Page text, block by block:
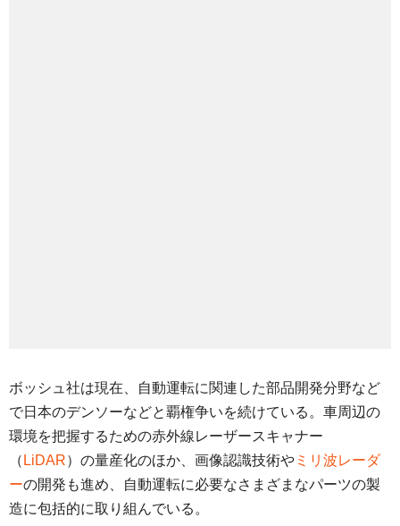
ボッシュ社は現在、自動運転に関連した部品開発分野など
で日本のデンソーなどと覇権争いを続けている。車周辺の
環境を把握するための赤外線レーザースキャナー
（ LiDAR）の量産化のほか、画像認識技術や ミリ波レーダ
ーの開発も進め、自動運転に必要なさまざまなパーツの製
造に包括的に取り組んでいる。